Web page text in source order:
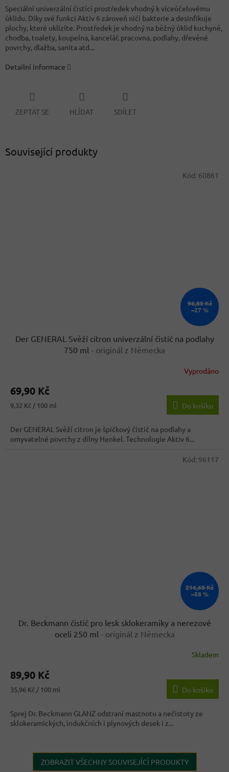
Speciální univerzální čistící prostředek vhodný k víceúčelovému
úklidu. Díky své funkci Aktiv 6 zároveň ničí bakterie a desinfikuje
plochy, které uklízíte. Prostředek je vhodný na běžný úklid kuchyně,
chodba, toalety, koupelna, kancelář, pracovna, podlahy, dřevěné
povrchy, dlažba, sanita atd...
Detailní informace
ZEPTAT SE HLÍDAT SDÍLET
Související produkty
96,80 Kč
–27 %
Der GENERAL Svěží citron univerzální čistič na podlahy
750 ml - originál z Německa
produktu
3,9
5
hvězdiček.
Vyprodáno
69,90 Kč
Měrná
9,32 Kč / 100 ml Do košíku
Der GENERAL Svěží citron je špičkový čistič na podlahy a
omyvatelné povrchy z dílny Henkel. Technologie Aktiv 6...
Kód: 60861
216,60 Kč
–58 %
Dr. Beckmann čistič pro lesk sklokeramiky a nerezové
oceli 250 ml - originál z Německa
produktu
5,0
5
hvězdiček.
Skladem
89,90 Kč
Měrná
35,96 Kč / 100 ml Do košíku
Sprej Dr. Beckmann GLANZ odstraní mastnotu a nečistoty ze
sklokeramických, indukčních i plynových desek i z...
Kód: 96117
ZOBRAZIT VŠECHNY SOUVISEJÍCÍ PRODUKTY